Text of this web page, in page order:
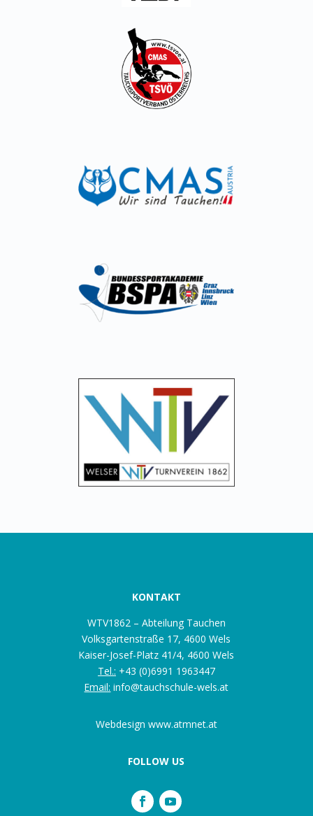
KONTAKT
WTV1862 – Abteilung Tauchen
Volksgartenstraße 17, 4600 Wels
Kaiser-Josef-Platz 41/4, 4600 Wels
Tel.: +43 (0)6991 1963447
Email: info@tauchschule-wels.at
Webdesign www.atmnet.at
FOLLOW US